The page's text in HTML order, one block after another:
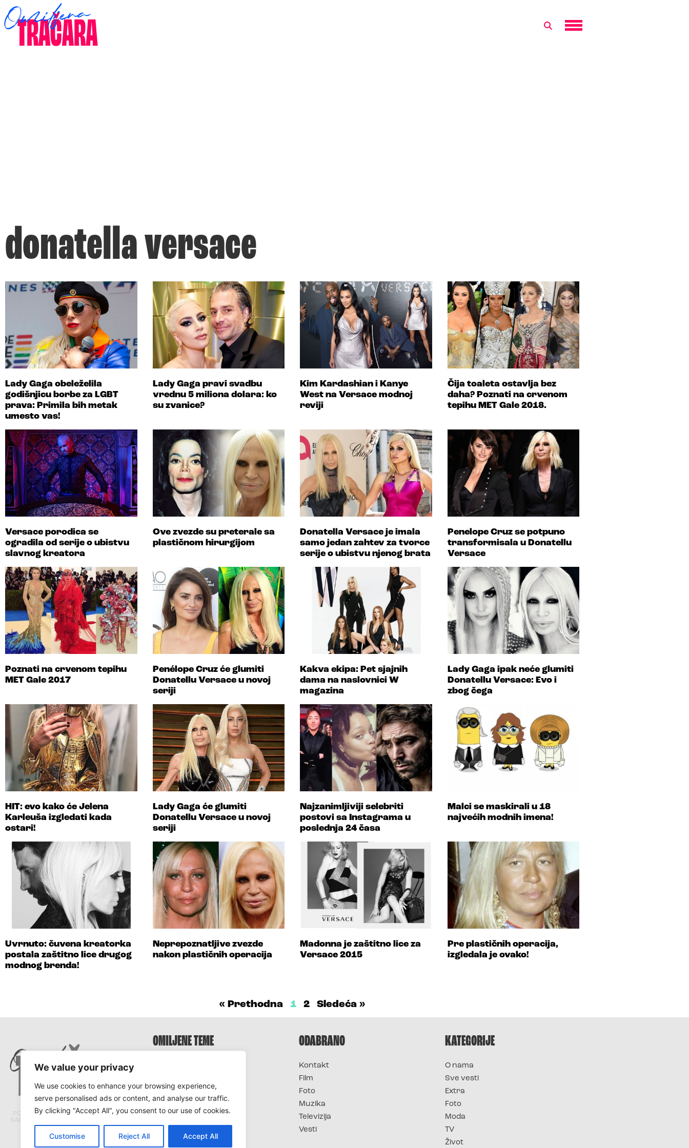
We value your privacy
We use cookies to enhance your browsing experience,
serve personalised ads or content, and analyse our traffic.
By clicking "Accept All", you consent to our use of cookies.
Customise Reject All Accept All
donatella versace
Lady Gaga obeleželila
godišnjicu borbe za LGBT
prava: Primila bih metak
umesto vas!
Lady Gaga pravi svadbu
vrednu 5 miliona dolara: ko
su zvanice?
Kim Kardashian i Kanye
West na Versace modnoj
reviji
Čija toaleta ostavlja bez
daha? Poznati na crvenom
tepihu MET Gale 2018.
Versace porodica se
ogradila od serije o ubistvu
slavnog kreatora
Ove zvezde su preterale sa
plastičnom hirurgijom
Donatella Versace je imala
samo jedan zahtev za tvorce
serije o ubistvu njenog brata
Penelope Cruz se potpuno
transformisala u Donatellu
Versace
Poznati na crvenom tepihu
MET Gale 2017
Penélope Cruz će glumiti
Donatellu Versace u novoj
seriji
Kakva ekipa: Pet sjajnih
dama na naslovnici W
magazina
Lady Gaga ipak neće glumiti
Donatellu Versace: Evo i
zbog čega
HIT: evo kako će Jelena
Karleuša izgledati kada
ostari!
Lady Gaga će glumiti
Donatellu Versace u novoj
seriji
Najzanimljiviji selebriti
postovi sa Instagrama u
poslednja 24 časa
Malci se maskirali u 18
najvećih modnih imena!
Uvrnuto: čuvena kreatorka
postala zaštitno lice drugog
modnog brenda!
Neprepoznatljive zvezde
nakon plastičnih operacija
Madonna je zaštitno lice za
Versace 2015
Pre plastičnih operacija,
izgledala je ovako!
« Prethodna 1 2 Sledeća »
PORTAL TRACARA.COM NE ODGOVARA ZA
SADRŽAJ I ISTINITOST TEKSTOVA PRENETIH
SA DRUGIH PORTALA.
© Tracara.com 2008 –
OMILJENE TEME
Survivor Hrvatska
Survivor Srbija
ODABRANO
Kontakt
Film
Foto
Muzika
Televizija
Vesti
KATEGORIJE
O nama
Sve vesti
Extra
Foto
Moda
TV
Život